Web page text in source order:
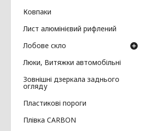
Ковпаки
Лист алюмінієвий рифлений
Лобове скло
Люки, Витяжки автомобільні
Зовнішні дзеркала заднього
огляду
Пластикові пороги
Плівка CARBON